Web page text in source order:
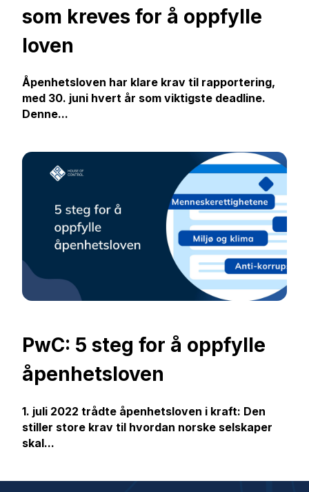
som kreves for å oppfylle
loven
Åpenhetsloven har klare krav til rapportering,
med 30. juni hvert år som viktigste deadline.
Denne...
PwC: 5 steg for å oppfylle
åpenhetsloven
1. juli 2022 trådte åpenhetsloven i kraft: Den
stiller store krav til hvordan norske selskaper
skal...